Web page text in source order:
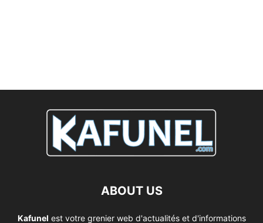
ABOUT US
Kafunel est votre grenier web d'actualités et d'informations